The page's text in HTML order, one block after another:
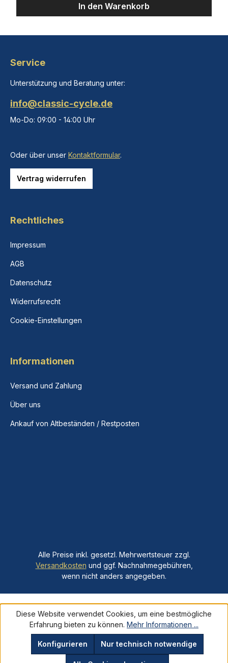
In den Warenkorb
Service
Unterstützung und Beratung unter:
info@classic-cycle.de
Mo-Do: 09:00 - 14:00 Uhr
Oder über unser Kontaktformular.
Vertrag widerrufen
Rechtliches
Impressum
AGB
Datenschutz
Widerrufsrecht
Cookie-Einstellungen
Informationen
Versand und Zahlung
Über uns
Ankauf von Altbeständen / Restposten
Alle Preise inkl. gesetzl. Mehrwertsteuer zzgl.
Versandkosten und ggf. Nachnahmegebühren,
wenn nicht anders angegeben.
Diese Website verwendet Cookies, um eine bestmögliche
Erfahrung bieten zu können. Mehr Informationen ...
Nur technisch notwendige
Konfigurieren